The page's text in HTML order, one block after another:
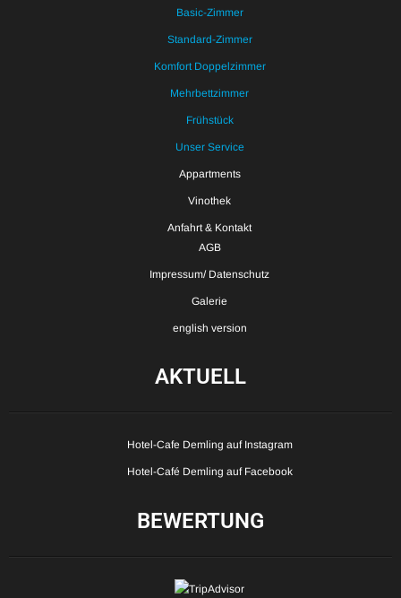
Basic-Zimmer
Standard-Zimmer
Komfort Doppelzimmer
Mehrbettzimmer
Frühstück
Unser Service
Appartments
Vinothek
Anfahrt & Kontakt
AGB
Impressum/ Datenschutz
Galerie
english version
AKTUELL
Hotel-Cafe Demling auf Instagram
Hotel-Café Demling auf Facebook
BEWERTUNG